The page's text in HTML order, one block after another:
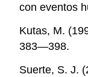
con eventos
Kutas, M.
383—398.
Suerte, S. J.